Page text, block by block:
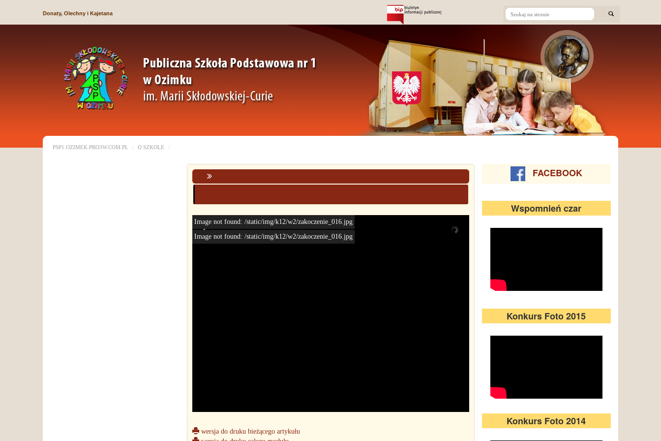
Donaty, Olechny i Kajetana
PSP1.OZIMEK.PRO3W.COM.PL O SZKOLE
Image not found: /static/img/k12/w2/zakoczenie_016.jpg
Image not found: /static/img/k12/w2/zakoczenie_016.jpg
wersja do druku bieżącego artykułu
FACEBOOK
Wspomnień czar
Konkurs Foto 2015
Konkurs Foto 2014